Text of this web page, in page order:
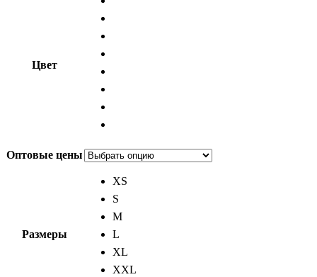
Цвет
Оптовые цены
Размеры
XS
S
M
L
XL
XXL